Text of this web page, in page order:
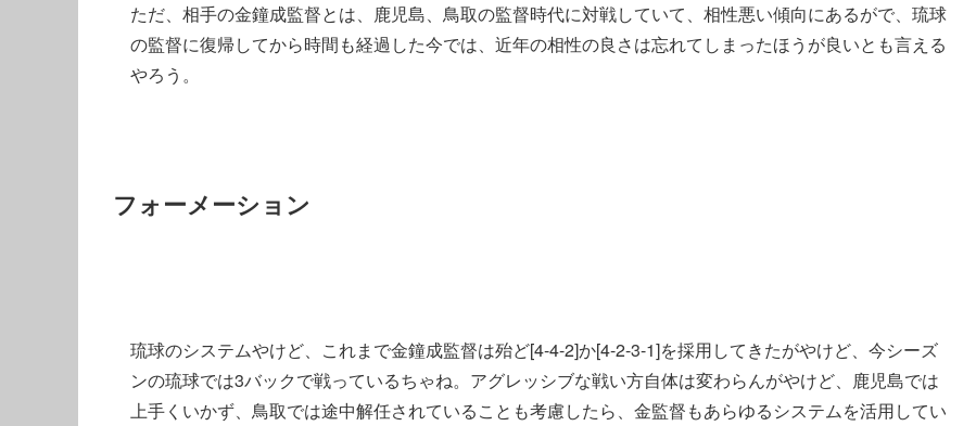
ただ、相手の金鐘成監督とは、鹿児島、鳥取の監督時代に対戦していて、相性悪い傾向にあるがで、琉球
の監督に復帰してから時間も経過した今では、近年の相性の良さは忘れてしまったほうが良いとも言える
やろう。
フォーメーション
琉球のシステムやけど、これまで金鐘成監督は殆ど[4-4-2]か[4-2-3-1]を採用してきたがやけど、今シーズ
ンの琉球では3バックで戦っているちゃね。アグレッシブな戦い方自体は変わらんがやけど、鹿児島では
上手くいかず、鳥取では途中解任されていることも考慮したら、金監督もあらゆるシステムを活用してい